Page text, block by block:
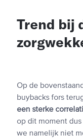
Trend bij
Op de
buybacks fors
een sterke
op dit moment dus
we namelijk niet